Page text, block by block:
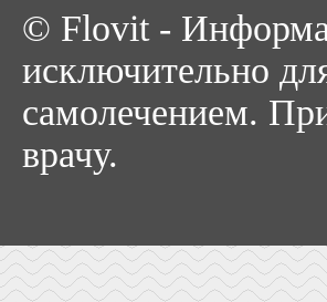
© Flovit -
исключительно
самолечением.
врачу.